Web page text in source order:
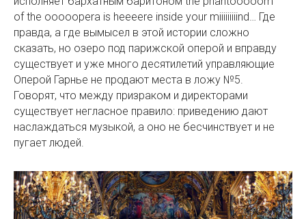
of the ooooopera is heeeere inside your miiiiiiiiind… Где
правда, а где вымысел в этой истории сложно
сказать, но озеро под парижской оперой и вправду
существует и уже много десятилетий управляющие
Оперой Гарнье не продают места в ложу №5.
Говорят, что между призраком и директорами
существует негласное правило: приведению дают
наслаждаться музыкой, а оно не бесчинствует и не
пугает людей.